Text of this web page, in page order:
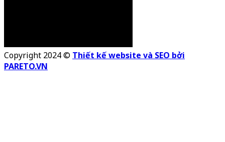
Copyright 2024 © Thiết kế website và SEO bởi
PARETO.VN